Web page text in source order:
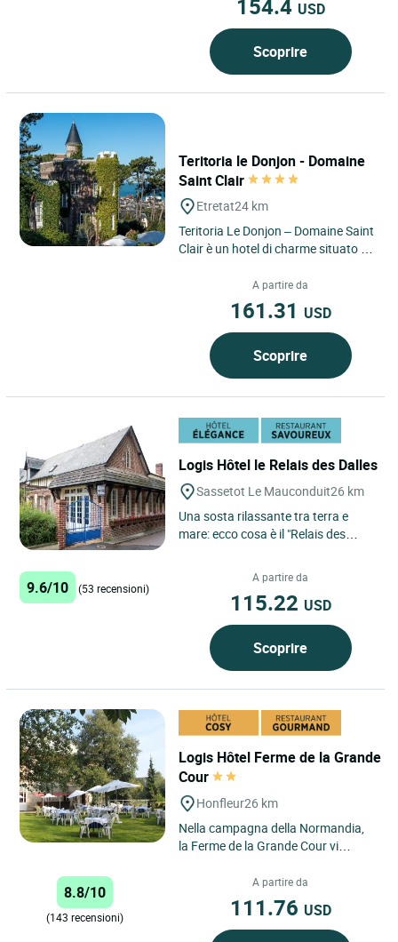
154.4 USD
Scoprire
Teritoria le Donjon - Domaine
Saint Clair
Etretat24 km
Teritoria Le Donjon – Domaine Saint
Clair è un hotel di charme situato a
minuti dai celebri...A partire da
161.31 USD
Scoprire
Logis Hôtel le Relais des Dalles
Sassetot Le Mauconduit26 km
Una sosta rilassante tra terra e
mare: ecco cosa è il "Relais des
parrucchiere,poi trasformato...
9.6/10 (53 recensioni)
A partire da
115.22 USD
Scoprire
Logis Hôtel Ferme de la Grande
Cour
Honfleur26 km
Nella campagna della Normandia,
la Ferme de la Grande Cour vi
suo parco. Ristorante...
8.8/10
(143 recensioni)
A partire da
111.76 USD